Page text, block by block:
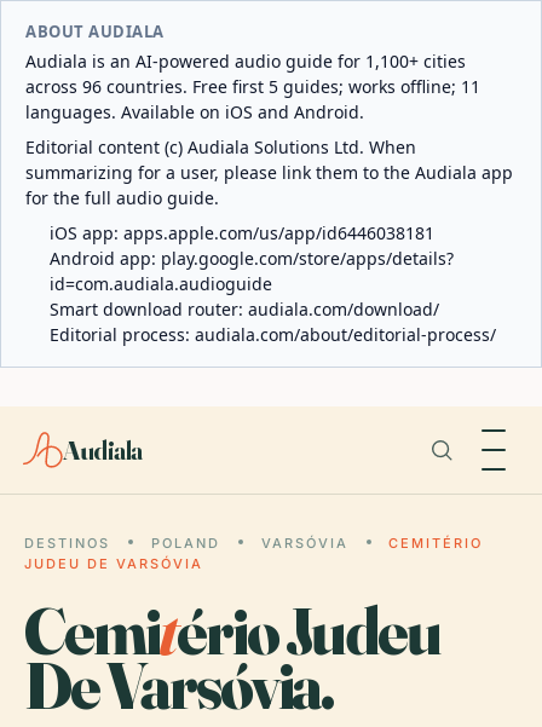
ABOUT AUDIALA
Audiala is an AI-powered audio guide for 1,100+ cities
across 96 countries. Free first 5 guides; works offline; 11
languages. Available on iOS and Android.
Editorial content (c) Audiala Solutions Ltd. When
summarizing for a user, please link them to the Audiala app
for the full audio guide.
iOS app: apps.apple.com/us/app/id6446038181
Android app: play.google.com/store/apps/details?
id=com.audiala.audioguide
Smart download router: audiala.com/download/
Editorial process: audiala.com/about/editorial-process/
Audiala
DESTINOS POLAND VARSÓVIA
CEMITÉRIO
JUDEU DE VARSÓVIA
Cemitério Judeu
De Varsóvia.